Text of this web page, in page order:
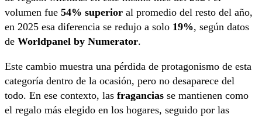
volumen fue 54% superior al promedio del resto del año,
en 2025 esa diferencia se redujo a solo 19%, según datos
de Worldpanel by Numerator.
Este cambio muestra una pérdida de protagonismo de esta
categoría dentro de la ocasión, pero no desaparece del
todo. En ese contexto, las fragancias se mantienen como
el regalo más elegido en los hogares, seguido por las